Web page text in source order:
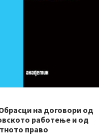
на договори од
работење и од
право